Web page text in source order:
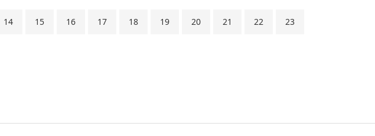
14 15 16 17 18 19 20 21 22 23